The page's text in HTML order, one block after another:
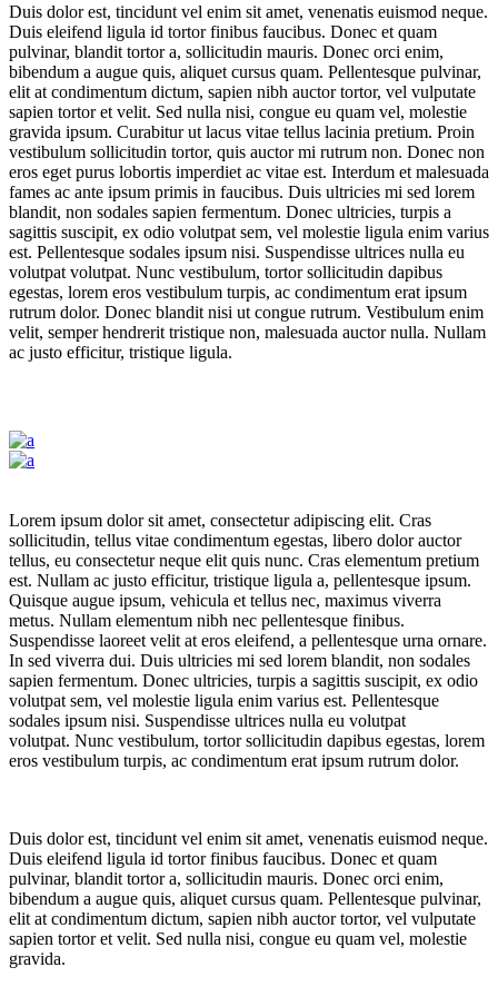
Duis dolor est, tincidunt vel enim sit amet, venenatis euismod neque.
Duis eleifend ligula id tortor finibus faucibus. Donec et quam
pulvinar, blandit tortor a, sollicitudin mauris. Donec orci enim,
bibendum a augue quis, aliquet cursus quam. Pellentesque pulvinar,
elit at condimentum dictum, sapien nibh auctor tortor, vel vulputate
sapien tortor et velit. Sed nulla nisi, congue eu quam vel, molestie
gravida ipsum. Curabitur ut lacus vitae tellus lacinia pretium. Proin
vestibulum sollicitudin tortor, quis auctor mi rutrum non. Donec non
eros eget purus lobortis imperdiet ac vitae est. Interdum et malesuada
fames ac ante ipsum primis in faucibus. Duis ultricies mi sed lorem
blandit, non sodales sapien fermentum. Donec ultricies, turpis a
sagittis suscipit, ex odio volutpat sem, vel molestie ligula enim varius
est. Pellentesque sodales ipsum nisi. Suspendisse ultrices nulla eu
volutpat volutpat. Nunc vestibulum, tortor sollicitudin dapibus
egestas, lorem eros vestibulum turpis, ac condimentum erat ipsum
rutrum dolor. Donec blandit nisi ut congue rutrum. Vestibulum enim
velit, semper hendrerit tristique non, malesuada auctor nulla. Nullam
ac justo efficitur, tristique ligula.
Lorem ipsum dolor sit amet, consectetur adipiscing elit. Cras
sollicitudin, tellus vitae condimentum egestas, libero dolor auctor
tellus, eu consectetur neque elit quis nunc. Cras elementum pretium
est. Nullam ac justo efficitur, tristique ligula a, pellentesque ipsum.
Quisque augue ipsum, vehicula et tellus nec, maximus viverra
metus. Nullam elementum nibh nec pellentesque finibus.
Suspendisse laoreet velit at eros eleifend, a pellentesque urna ornare.
In sed viverra dui. Duis ultricies mi sed lorem blandit, non sodales
sapien fermentum. Donec ultricies, turpis a sagittis suscipit, ex odio
volutpat sem, vel molestie ligula enim varius est. Pellentesque
sodales ipsum nisi. Suspendisse ultrices nulla eu volutpat
volutpat. Nunc vestibulum, tortor sollicitudin dapibus egestas, lorem
eros vestibulum turpis, ac condimentum erat ipsum rutrum dolor.
Duis dolor est, tincidunt vel enim sit amet, venenatis euismod neque.
Duis eleifend ligula id tortor finibus faucibus. Donec et quam
pulvinar, blandit tortor a, sollicitudin mauris. Donec orci enim,
bibendum a augue quis, aliquet cursus quam. Pellentesque pulvinar,
elit at condimentum dictum, sapien nibh auctor tortor, vel vulputate
sapien tortor et velit. Sed nulla nisi, congue eu quam vel, molestie
gravida.